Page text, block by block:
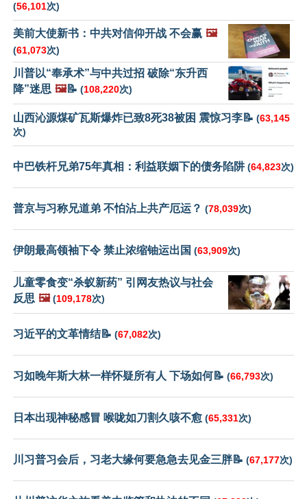
(56,101次)
美前大使新书：中共对信仰开战 不会赢 🖼️
(61,073次)
川普以“奉承术”与中共过招 破除“东升西
降”迷思 🖼️📝 (108,220次)
山西沁源煤矿瓦斯爆炸已致8死38被困 震惊习李📝 (63,145
次)
中巴铁杆兄弟75年真相：利益联姻下的债务陷阱(64,823次)
普京与习称兄道弟 不怕沾上共产厄运？ (78,039次)
伊朗最高领袖下令 禁止浓缩铀运出国 (63,909次)
儿童零食变“杀蚁新药” 引网友热议与社会
反思 🖼️ (109,178次)
习近平的文革情结📝 (67,082次)
习如晚年斯大林一样怀疑所有人 下场如何📝 (66,793次)
日本出现神秘感冒 喉咙如刀割久咳不愈 (65,331次)
川习普习会后，习老大缘何要急急去见金三胖📝 (67,177次)